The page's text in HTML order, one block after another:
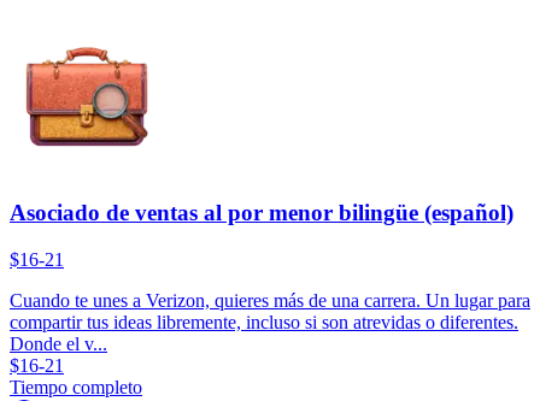
Asociado de ventas al por menor bilingüe (español)
$16-21
Cuando te unes a Verizon, quieres más de una carrera. Un lugar para
compartir tus ideas libremente, incluso si son atrevidas o diferentes.
Donde el v...
$16-21
Tiempo completo